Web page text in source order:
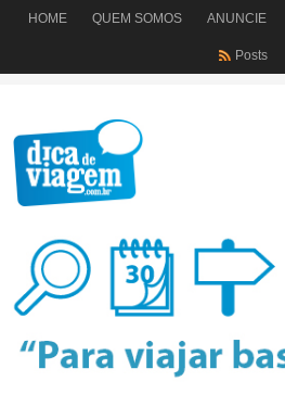
HOME QUEM SOMOS ANUNCIE
Posts